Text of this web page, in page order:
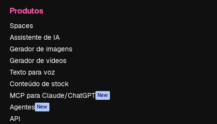
Produtos
Spaces
Assistente de IA
Gerador de imagens
Gerador de vídeos
Texto para voz
Conteúdo de stock
MCP para Claude/ChatGPT New
Agentes New
API